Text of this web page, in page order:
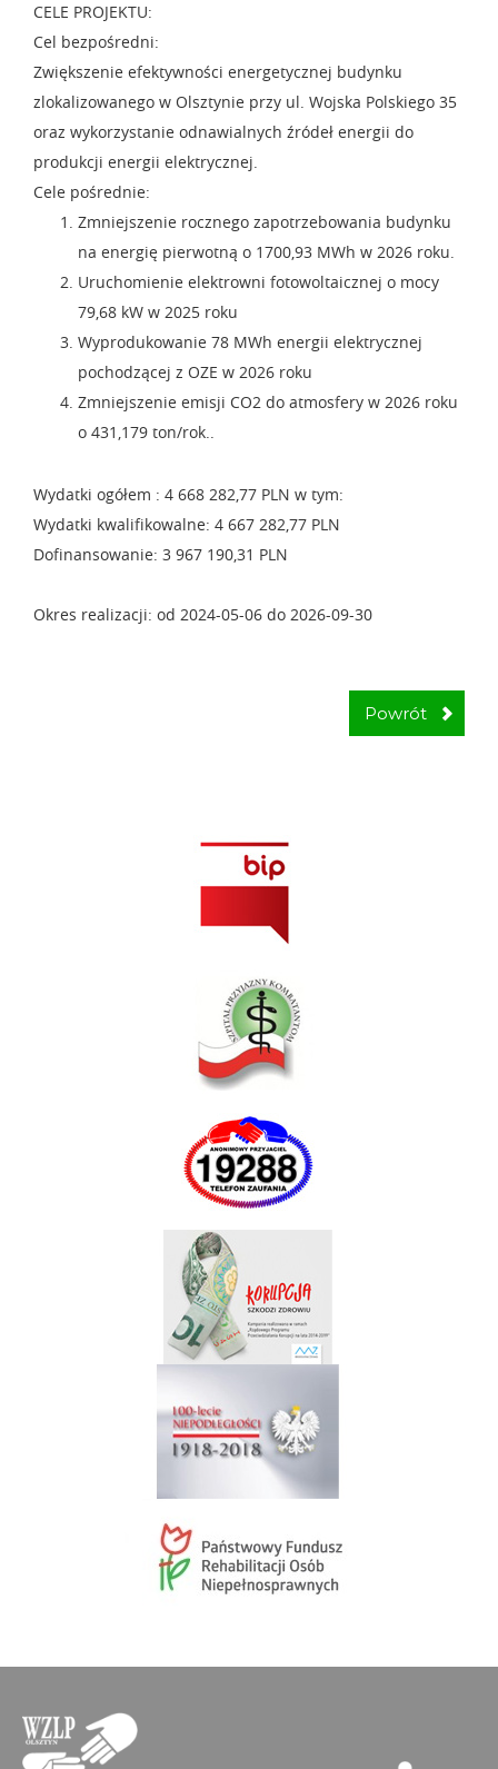
CELE PROJEKTU:
Cel bezpośredni:
Zwiększenie efektywności energetycznej budynku
zlokalizowanego w Olsztynie przy ul. Wojska Polskiego 35
oraz wykorzystanie odnawialnych źródeł energii do
produkcji energii elektrycznej.
Cele pośrednie:
Zmniejszenie rocznego zapotrzebowania budynku
na energię pierwotną o 1700,93 MWh w 2026 roku.
Uruchomienie elektrowni fotowoltaicznej o mocy
79,68 kW w 2025 roku
Wyprodukowanie 78 MWh energii elektrycznej
pochodzącej z OZE w 2026 roku
Zmniejszenie emisji CO2 do atmosfery w 2026 roku
o 431,179 ton/rok..
Wydatki ogółem : 4 668 282,77 PLN w tym:
Wydatki kwalifikowalne: 4 667 282,77 PLN
Dofinansowanie: 3 967 190,31 PLN
Okres realizacji: od 2024-05-06 do 2026-09-30
Powrót